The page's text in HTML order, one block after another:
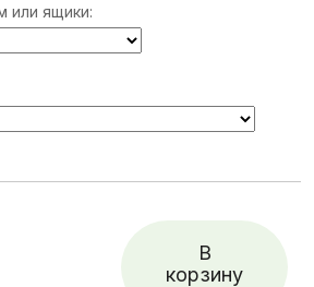
или ящики:
В
корзину